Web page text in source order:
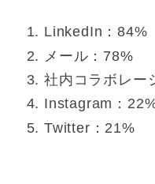
LinkedIn：84%
メール：78%
社内コラボレー
Instagram：
Twitter：21%